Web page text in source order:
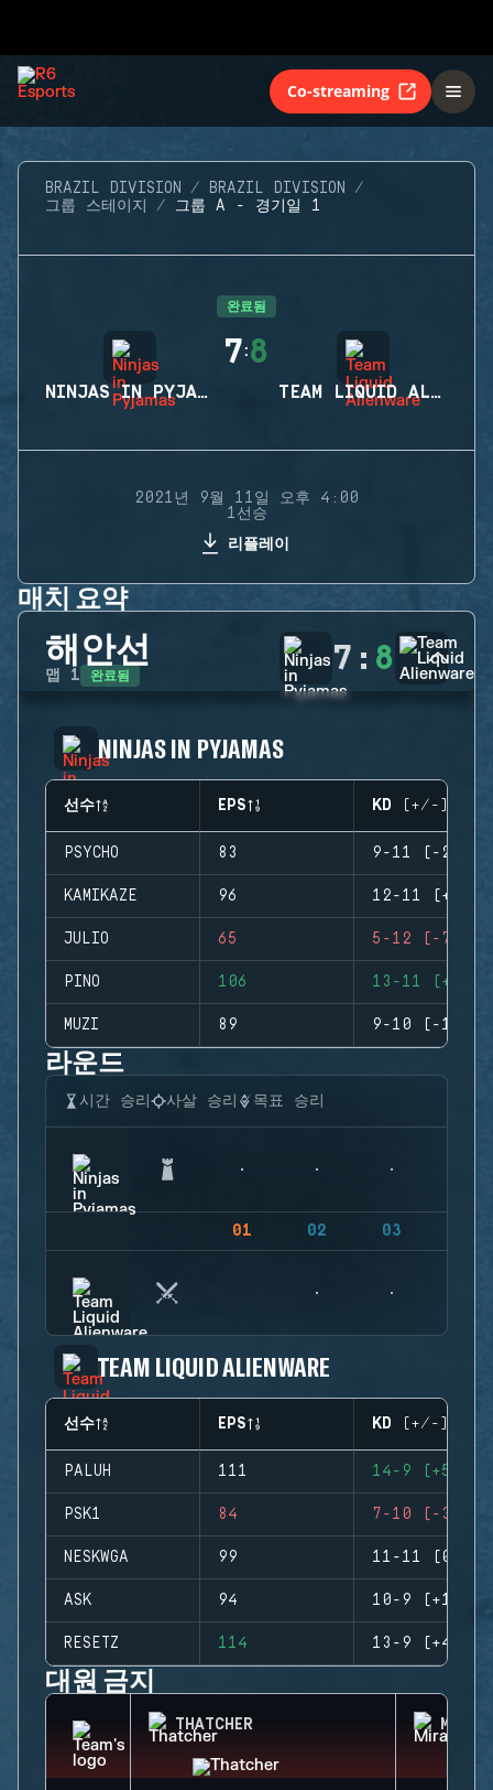
Co-streaming
BRAZIL DIVISION
BRAZIL DIVISION
그룹 스테이지
그룹 A - 경기일 1
완료됨
NINJAS IN PYJAMAS
7:8
TEAM LIQUID ALIENWARE
2021년 9월 11일 오후 4:00
1선승
리플레이
매치 요약
해안선
맵 1 완료됨 7 : 8
NINJAS IN PYJAMAS
선수 EPS KD (+/-)
PSYCHO 83 9-11 (-2)
KAMIKAZE 96 12-11 (+1)
JULIO 65 5-12 (-7)
PINO 106 13-11 (+2)
MUZI 89 9-10 (-1)
라운드
시간 승리 사살 승리 목표 승리
01 02 03
TEAM LIQUID ALIENWARE
선수 EPS KD (+/-)
PALUH 111 14-9 (+5)
PSK1 84 7-10 (-3)
NESKWGA 99 11-11 (0)
ASK 94 10-9 (+1)
RESETZ 114 13-9 (+4)
대원 금지
THATCHER MIRA